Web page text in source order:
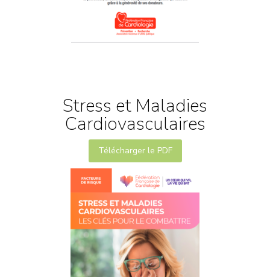
Stress et Maladies
Cardiovasculaires
Télécharger le PDF